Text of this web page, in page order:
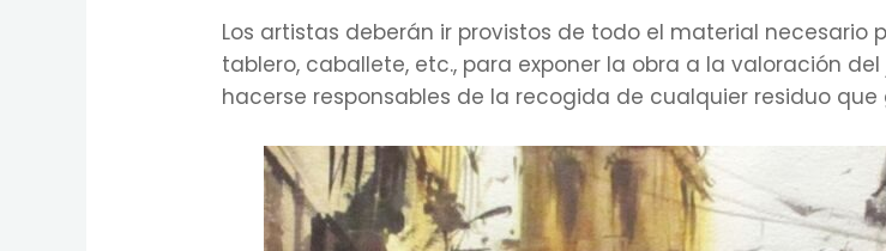
Los artistas deberán ir provistos de todo el material necesario
tablero, caballete, etc., para exponer la obra a la valoración
hacerse responsables de la recogida de cualquier residuo